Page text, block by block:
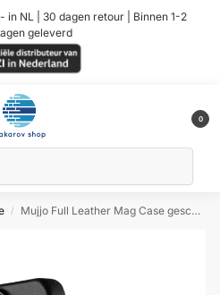
in NL | 30 dagen retour | Binnen 1-2
geleverd
0
/ Mujjo Full Leather Mag Case geschikt voor iPhone 16 Pro Max Hoesje – Zwart